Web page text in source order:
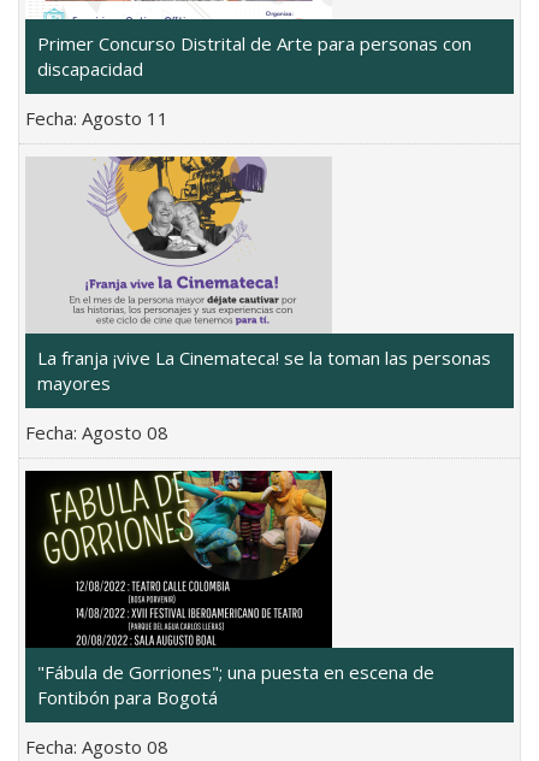
Primer Concurso Distrital de Arte para personas con
discapacidad
Fecha: Agosto 11
La franja ¡vive La Cinemateca! se la toman las personas
mayores
Fecha: Agosto 08
"Fábula de Gorriones"; una puesta en escena de
Fontibón para Bogotá
Fecha: Agosto 08